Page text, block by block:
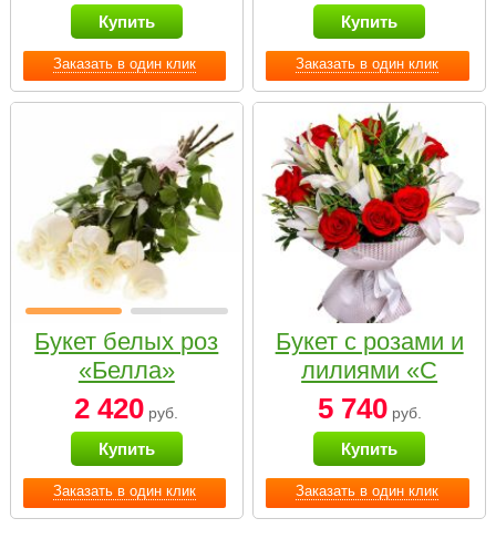
Заказать в один клик
Купить
Заказать в один клик
Купить
Заказать в один клик
Букет белых роз
«Белла»
2 420 руб.
Купить
Заказать в один клик
Букет с розами и
лилиями «С
наилучшими
пожеланиями»
5 740руб.
Купить